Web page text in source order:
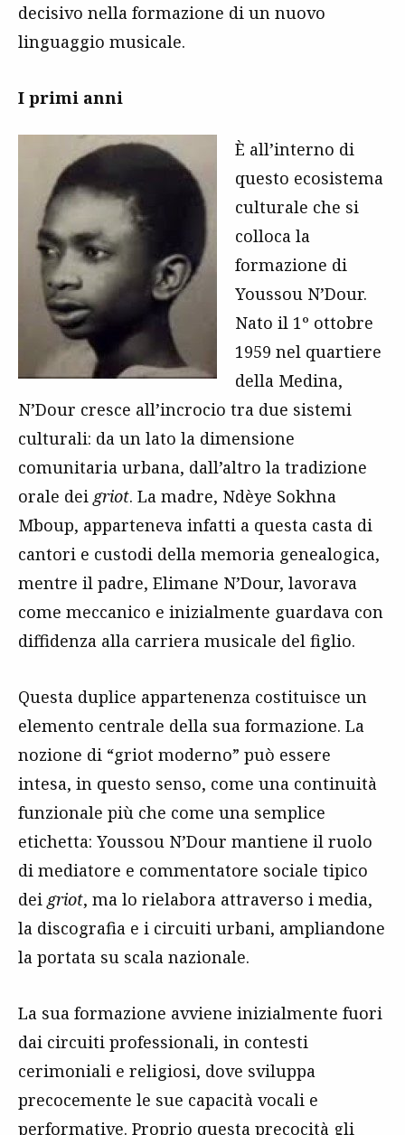
decisivo nella formazione di un nuovo
linguaggio musicale.
I primi anni
È all’interno di
questo ecosistema
culturale che si
colloca la
formazione di
Youssou N’Dour.
Nato il 1º ottobre
1959 nel quartiere
della Medina,
N’Dour cresce all’incrocio tra due sistemi
culturali: da un lato la dimensione
comunitaria urbana, dall’altro la tradizione
orale dei griot. La madre, Ndèye Sokhna
Mboup, apparteneva infatti a questa casta di
cantori e custodi della memoria genealogica,
mentre il padre, Elimane N’Dour, lavorava
come meccanico e inizialmente guardava con
diffidenza alla carriera musicale del figlio.
Questa duplice appartenenza costituisce un
elemento centrale della sua formazione. La
nozione di “griot moderno” può essere
intesa, in questo senso, come una continuità
funzionale più che come una semplice
etichetta: Youssou N’Dour mantiene il ruolo
di mediatore e commentatore sociale tipico
dei griot, ma lo rielabora attraverso i media,
la discografia e i circuiti urbani, ampliandone
la portata su scala nazionale.
La sua formazione avviene inizialmente fuori
dai circuiti professionali, in contesti
cerimoniali e religiosi, dove sviluppa
precocemente le sue capacità vocali e
performative. Proprio questa precocità gli